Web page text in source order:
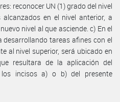
reconocer UN (1) grado del nivel
en el nivel anterior, a
nivel al que asciende. c) En el
desarrollando tareas afines con el
al nivel superior, será ubicado en
resultara de la aplicación del
los incisos a) o b) del presente